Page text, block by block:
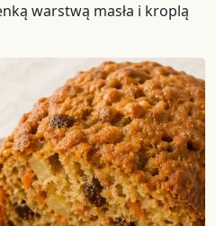
warstwą masła i kroplą